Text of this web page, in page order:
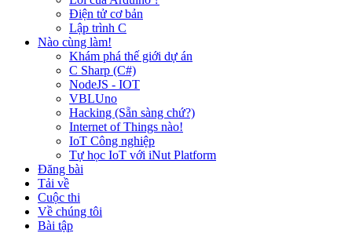
Điện tử cơ bản
Lập trình C
Nào cùng làm!
Khám phá thế giới dự án
C Sharp (C#)
NodeJS - IOT
VBLUno
Hacking (Sẵn sàng chứ?)
Internet of Things nào!
IoT Công nghiệp
Tự học IoT với iNut Platform
Đăng bài
Tải về
Cuộc thi
Về chúng tôi
Bài tập